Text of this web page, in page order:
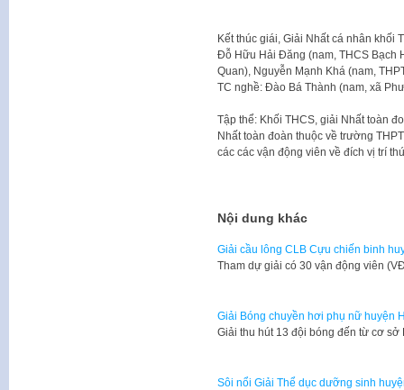
Kết thúc giái, Giải Nhất cá nhân khối
Đỗ Hữu Hải Đăng (nam, THCS Bạch
Quan), Nguyễn Mạnh Khá (nam,
TC nghề: Đào Bá Thành (nam, xã
Tập thể: Khối THCS, giải Nhất toàn
Nhất toàn đoàn thuộc về trường
các các vận động viên về đích vị trí
Nội dung khác
Giải cầu lông CLB Cựu chiến binh
Tham dự giải có 30 vận động viên
Giải Bóng chuyền hơi phụ nữ huyện
Giải thu hút 13 đội bóng đến từ cơ
Sôi nổi Giải Thể dục dưỡng sinh